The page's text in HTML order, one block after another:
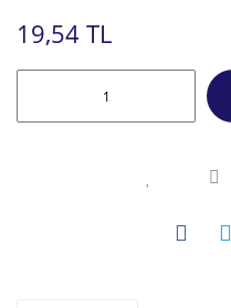
19,54 TL